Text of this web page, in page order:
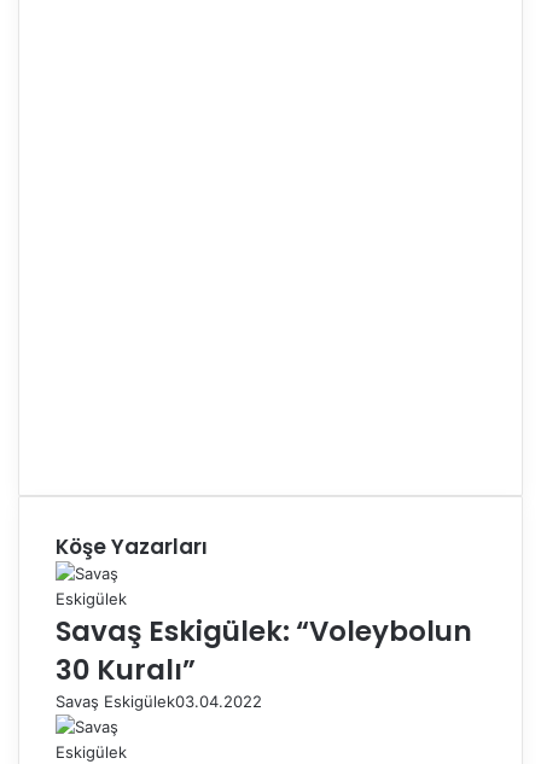
Köşe Yazarları
Savaş Eskigülek: “Voleybolun
30 Kuralı”
Savaş Eskigülek03.04.2022